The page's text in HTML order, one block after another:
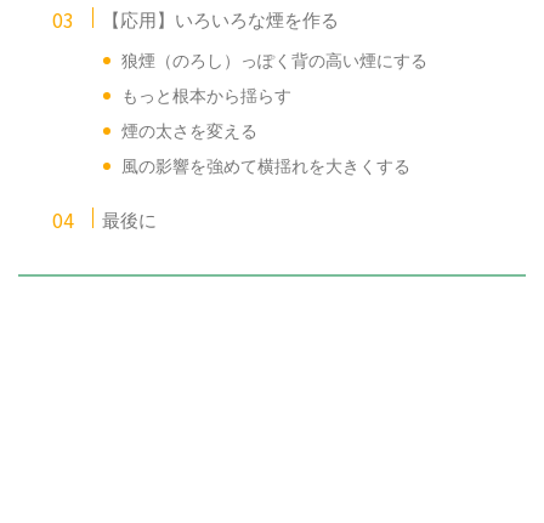
【応用】いろいろな煙を作る
狼煙（のろし）っぽく背の高い煙にする
もっと根本から揺らす
煙の太さを変える
風の影響を強めて横揺れを大きくする
最後に